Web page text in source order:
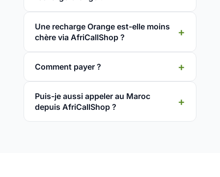
Une recharge Orange est-elle moins
chère via AfriCallShop ?
Comment payer ?
Puis-je aussi appeler au Maroc
depuis AfriCallShop ?